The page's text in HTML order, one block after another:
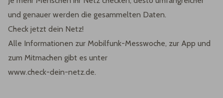
und genauer werden die gesammelten Daten.
Check jetzt dein Netz!
Alle Informationen zur Mobilfunk-Messwoche, zur App und
zum Mitmachen gibt es unter
www.check-dein-netz.de.